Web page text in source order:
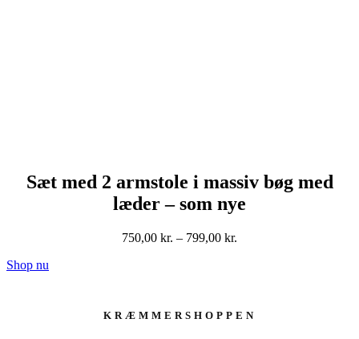
Sæt med 2 armstole i massiv bøg med
læder – som nye
750,00 kr. – 799,00 kr.
Shop nu
KRÆMMERSHOPPEN